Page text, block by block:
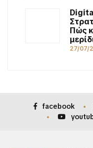
Πώς
27/07/
facebook